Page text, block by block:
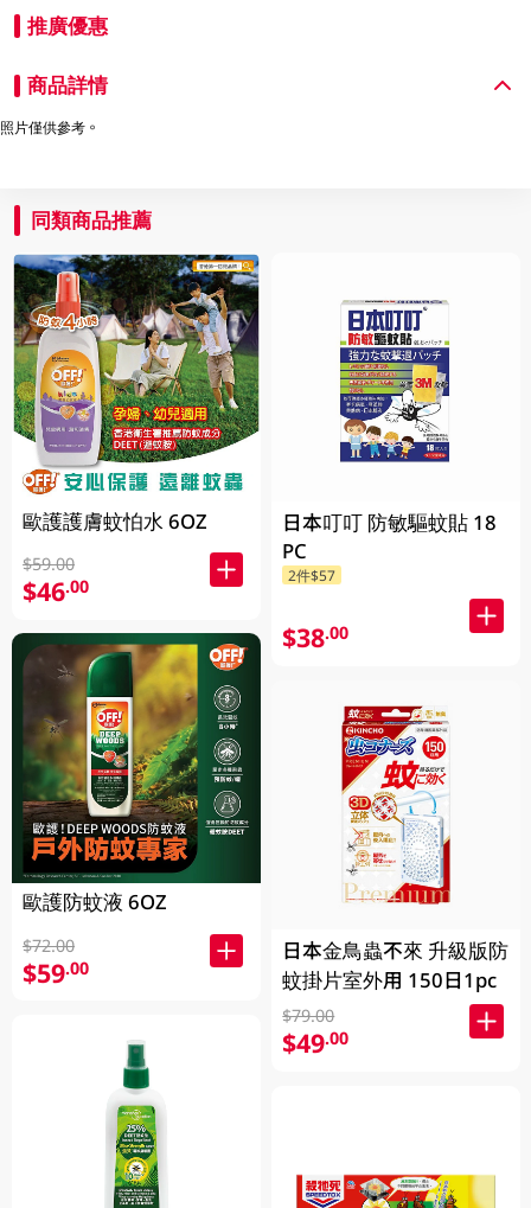
推廣優惠
商品詳情
照片僅供參考。
同類商品推薦
歐護護膚蚊怕水 6OZ
$59.00
$46.00
歐護防蚊液 6OZ
$72.00
$59.00
日本叮叮 防敏驅蚊貼 18
PC
2件$57
$38.00
日本金鳥蟲不來 升級版防
蚊掛片室外用 150日1pc
$79.00
$49.00